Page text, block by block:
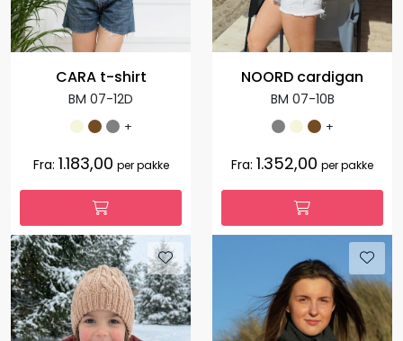
CARA t-shirt
BM 07-12D
+
Fra: 1.183,00 per pakke
NOORD cardigan
BM 07-10B
+
Fra: 1.352,00 per pakke